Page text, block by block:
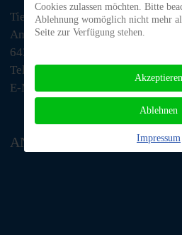
Tiere in Not Odenwald e.V.
Am Morsberg 1
64385 Reichelsheim
Telefon: 06063 / 939 848
E-Mail: tino@tiere-in-not-
ANFAHRT
Cookies zulassen möchten. Bitte
Ablehnung womöglich nicht mehr
Seite zur Verfügung stehen.
Akzeptieren
Ablehnen
Impressum